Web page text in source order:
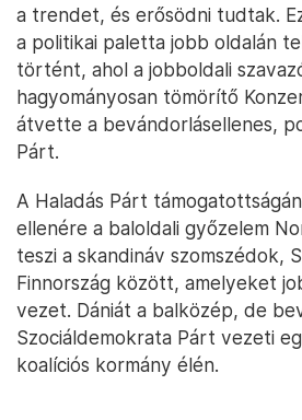
a trendet, és erősödni tudtak.
a politikai paletta jobb oldalán
történt, ahol a jobboldali
hagyományosan tömörítő
átvette a bevándorlásellenes,
Párt.
A Haladás Párt
ellenére a baloldali győzelem
teszi a skandináv szomszédok,
Finnország között, amelyeket
vezet. Dániát a balközép, de
Szociáldemokrata Párt vezeti
koalíciós kormány élén.